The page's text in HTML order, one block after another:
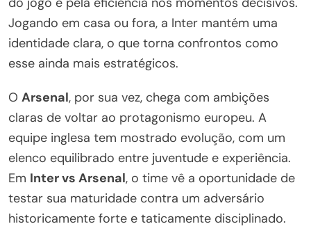
Jogando em casa ou fora, a Inter mantém uma
identidade clara, o que torna confrontos como
esse ainda mais estratégicos.
O Arsenal, por sua vez, chega com ambições
claras de voltar ao protagonismo europeu. A
equipe inglesa tem mostrado evolução, com um
elenco equilibrado entre juventude e experiência.
Em Inter vs Arsenal, o time vê a oportunidade de
testar sua maturidade contra um adversário
historicamente forte e taticamente disciplinado.